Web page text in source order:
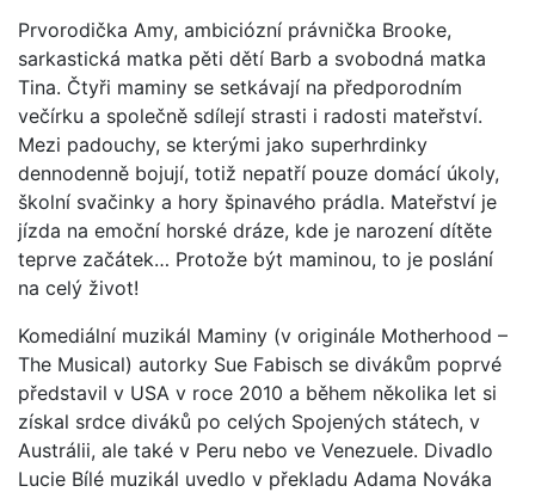
Prvorodička Amy, ambiciózní právnička Brooke,
sarkastická matka pěti dětí Barb a svobodná matka
Tina. Čtyři maminy se setkávají na předporodním
večírku a společně sdílejí strasti i radosti mateřství.
Mezi padouchy, se kterými jako superhrdinky
dennodenně bojují, totiž nepatří pouze domácí úkoly,
školní svačinky a hory špinavého prádla. Mateřství je
jízda na emoční horské dráze, kde je narození dítěte
teprve začátek… Protože být maminou, to je poslání
na celý život!
Komediální muzikál Maminy (v originále Motherhood –
The Musical) autorky Sue Fabisch se divákům poprvé
představil v USA v roce 2010 a během několika let si
získal srdce diváků po celých Spojených státech, v
Austrálii, ale také v Peru nebo ve Venezuele. Divadlo
Lucie Bílé muzikál uvedlo v překladu Adama Nováka